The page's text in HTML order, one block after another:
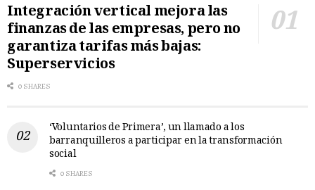
Integración vertical mejora las
finanzas de las empresas, pero no
garantiza tarifas más bajas:
Superservicios
0 SHARES
‘Voluntarios de Primera’, un llamado a los
barranquilleros a participar en la transformación
social
0 SHARES